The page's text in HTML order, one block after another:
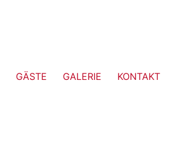
GÄSTE GALERIE KONTAKT